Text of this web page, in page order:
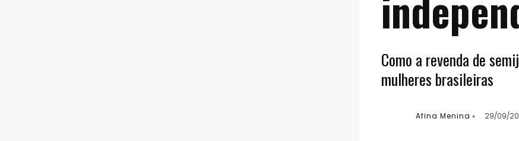
Como a revenda de
mulheres brasileiras
Afina Menina 29/09/